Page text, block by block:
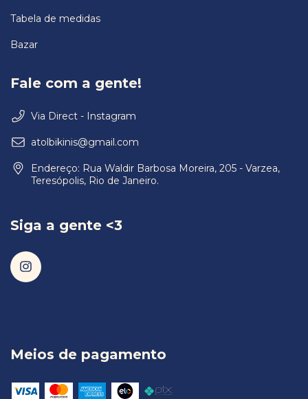
Tabela de medidas
Bazar
Fale com a gente!
Via Direct - Instagram
atolbikinis@gmail.com
Endereço: Rua Waldir Barbosa Moreira, 205 - Varzea,
Teresópolis, Rio de Janeiro.
Siga a gente <3
Meios de pagamento